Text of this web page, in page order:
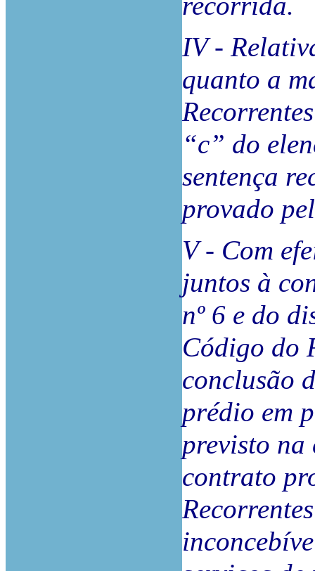
IV -
quanto a
“c” do
sentença
provado
V - Com
juntos à
nº 6 e do
Código do
conclusão
prédio em
previsto na
contrato